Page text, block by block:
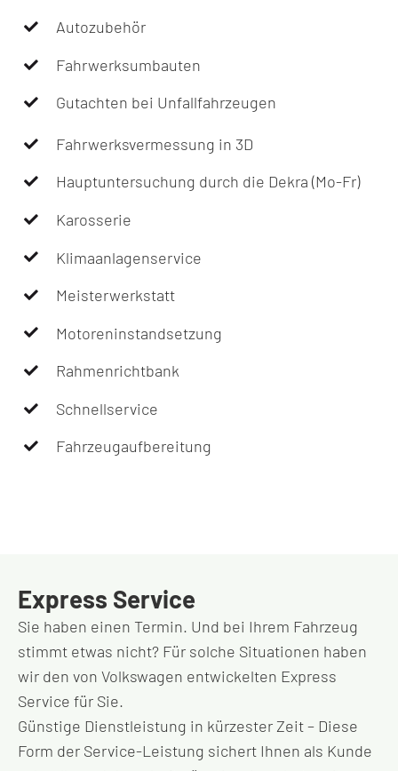
Autozubehör
Fahrwerksumbauten
Gutachten bei Unfallfahrzeugen
Fahrwerksvermessung in 3D
Hauptuntersuchung durch die Dekra (Mo-Fr)
Karosserie
Klimaanlagenservice
Meisterwerkstatt
Motoreninstandsetzung
Rahmenrichtbank
Schnellservice
Fahrzeugaufbereitung
Express Service
Sie haben einen Termin. Und bei Ihrem Fahrzeug
stimmt etwas nicht? Für solche Situationen haben
wir den von Volkswagen entwickelten Express
Service für Sie.
Günstige Dienstleistung in kürzester Zeit – Diese
Form der Service-Leistung sichert Ihnen als Kunde